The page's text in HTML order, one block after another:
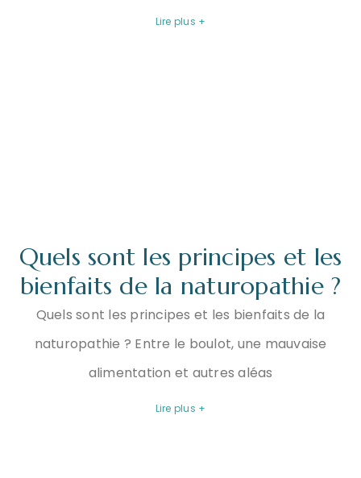
Lire plus +
Quels sont les principes et les
bienfaits de la naturopathie ?
Quels sont les principes et les bienfaits de la
naturopathie ? Entre le boulot, une mauvaise
alimentation et autres aléas
Lire plus +